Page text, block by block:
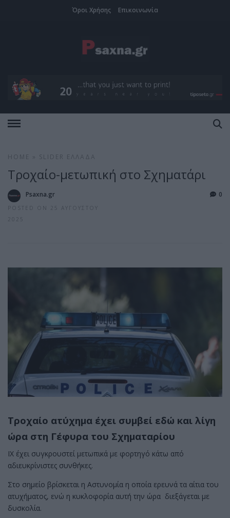
Όροι Χρήσης Επικοινωνία
HOME SLIDER ΕΛΛΆΔΑ
Τροχαίο-μετωπική στο Σχηματάρι
Psaxna.gr
POSTED ON 25 ΑΥΓΟΎΣΤΟΥ
2025
0
Τροχαίο ατύχημα έχει συμβεί εδώ και λίγη
ώρα στη Γέφυρα του Σχηματαρίου
ΙΧ έχει συγκρουστεί μετωπικά με φορτηγό κάτω από
αδιευκρίνιστες συνθήκες.
Στο σημείο βρίσκεται η Αστυνομία η οποία ερευνά τα αίτια του
ατυχήματος, ενώ η κυκλοφορία αυτή την ώρα διεξάγεται με
δυσκολία.